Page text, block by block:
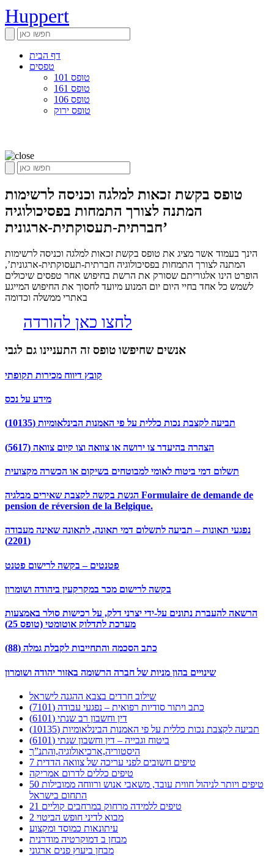
Huppert
דף הבית
טפסים
טופס 101
טופס 161
טופס 106
טופס ירוק
טופס בקשת זכאות למלגה וכניסה לרשימות
המתנה לצורך התמחות בפסיכולוגיה
חברתית-תעסוקתית-ארגונית’
הינך בעמוד אשר מציג את טופס בקשת זכאות למלגה וכניסה לרשימות
המתנה לצורך התמחות בפסיכולוגיה חברתית-תעסוקתית-ארגונית’,
הופרט הינו אלגוריתם שסורק את הרשת בחיפוש אחר טפסים שיכולים
לשמש כל אחד בחיי היום יום המנוע מיועד לחסוך את החיפוש המייגע
באתרי ממשלה וכדומה
לחצו כאן להורדה
אנשים שחיפשו טופס זה התעניינו גם לגבי
קובץ דיווח מכירות תקופתי
מידע על נכס
תביעה לקצבת נכות כללית על פי האמנות הבינלאומיות (10135)
הצהרה בהיעדר צו ירושה או צוואה וצו קיום צוואה (5617)
תשלום דמי ביטוח לאומי למבוטחים בשיקום או הכשרה מקצועית
הגשת בקשה לקצבת שאירים מבלגיה Formulaire de demande de
pension de réversion de la Belgique.
נפגעי תאונות – תביעה לתשלום דמי תאונה, לתאונה שאינה מעבודה
(2201)
פטנטים – בקשה לרישום פטנט
בקשה לרישום מכר במקרקעין ביהודה ושומרון
הרשאה להעברת נתונים על-ידי יצרני דלק, על רכישות סולר באמצעות
מערכת לתדלוק אוטומטי (טופס 25)
כתב הסכמה והתחייבות לקבלת גמלה (88)
שינויים בהון מניות של חברה הרשומה באזור יהודה ושומרון
שילוב חרדים בצבא ההגנה לישראל
כתב ויתור סודיות רפואית – נפגעי עבודה (7101)
דין וחשבון רב שנתי (6101)
תביעה לקצבת נכות כללית על פי האמנות הבינלאומיות (10135)
ביטוח וגבייה – דין וחשבון שנתי (6101)
היסטוריה,ארכיאולוגיה,והתנ”ך
7 טיפים חשובים לפני עריכה של צוואה הדדית
טיפים כללים לדרום אמריקה
50 טיפים ויותר לניהול חווית עובד, משאבי אנוש ורווחה ממובילות
התחום בישראל
21 טיפים ללמידה מרחוק במרחבים קוליים
מבוא לדיני חופש הביטוי 2
עיתונאות כמוסד ומקצוע
מבחן ב דמוקרטיה מודרנית
מבחן ביעוץ פנים ארגוני